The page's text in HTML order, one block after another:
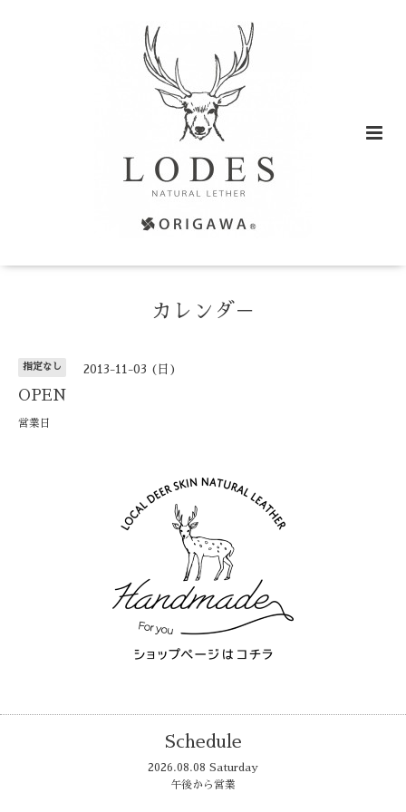
カレンダ－
指定なし 2013-11-03 (日)
OPEN
営業日
Schedule
2026.08.08 Saturday
午後から営業